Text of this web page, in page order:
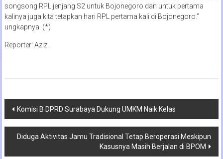
songsong RPL jenjang S2 untuk Bojonegoro dan untuk pertama
kalinya juga kita tetapkan hari RPL pertama kali di Bojonegoro.”
ungkapnya. (*)
Reporter: Aziz.
Navigasi
pos
Komisi B DPRD Surabaya Dukung UMKM Naik Kelas
Diduga Aktivitas Jamu Tradisional Tetap Beroperasi Meskipun
Kasusnya Masih Berjalan di BPOM